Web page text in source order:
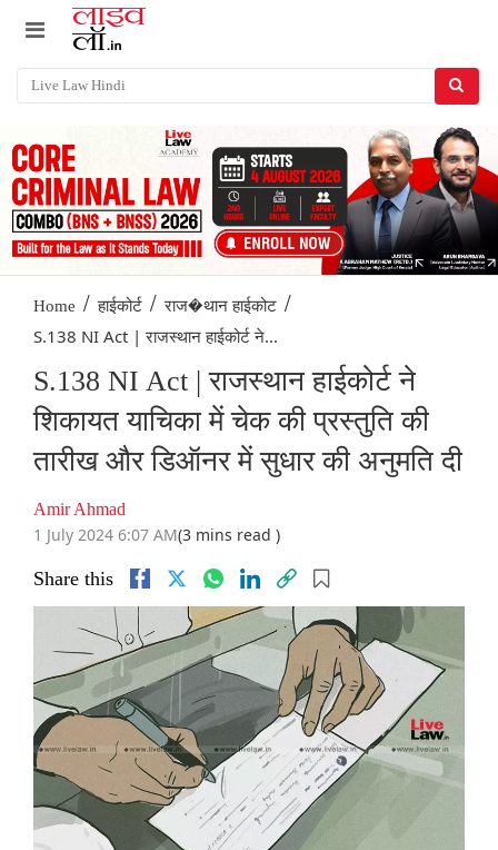
Home / हाईकोर्ट / राज�थान हाईकोट /
S.138 NI Act | राजस्थान हाईकोर्ट ने...
S.138 NI Act | राजस्थान हाईकोर्ट ने
शिकायत याचिका में चेक की प्रस्तुति की
तारीख और डिऑनर में सुधार की अनुमति दी
Amir Ahmad
1 July 2024 6:07 AM(3 mins read )
Share this